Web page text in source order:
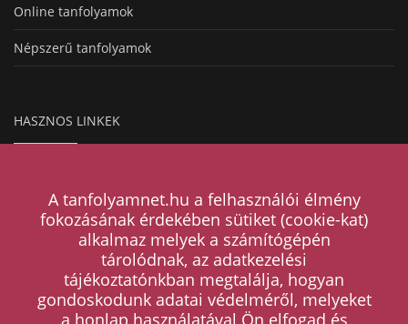
Online tanfolyamok
Népszerű tanfolyamok
HASZNOS LINKEK
Magazin
Kapcsolat
A tanfolyamnet.hu a felhasználói élmény
fokozásának érdekében sütiket (cookie-kat)
alkalmaz melyek a számítógépén
tárolódnak, az adatkezelési
tájékoztatónkban megtalálja, hogyan
gondoskodunk adatai védelméről, melyeket
a honlap használatával Ön elfogad és